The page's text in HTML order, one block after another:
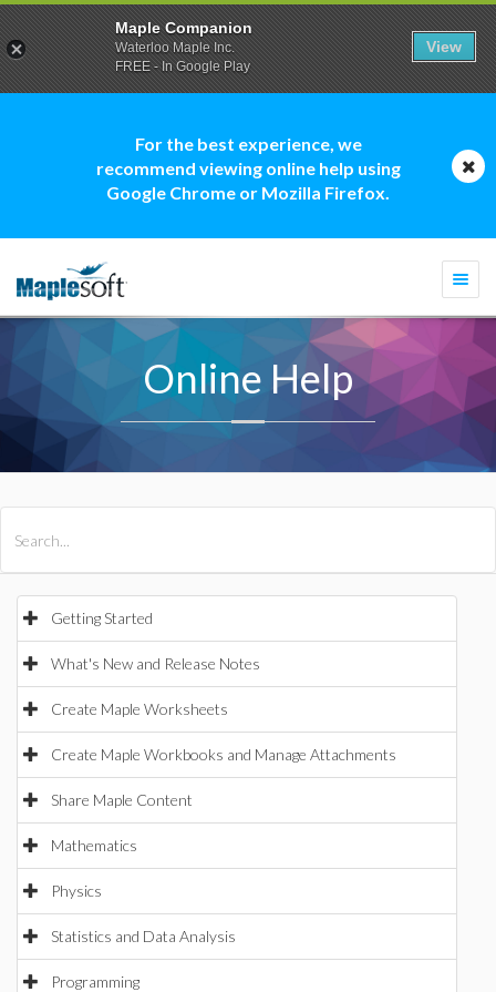
For the best experience, we
recommend viewing online help using
Google Chrome or Mozilla Firefox.
Online Help
Getting Started
What's New and Release Notes
Create Maple Worksheets
Create Maple Workbooks and Manage Attachments
Share Maple Content
Mathematics
Physics
Statistics and Data Analysis
Programming
Maple Companion
Waterloo Maple Inc.
FREE - In Google Play
View